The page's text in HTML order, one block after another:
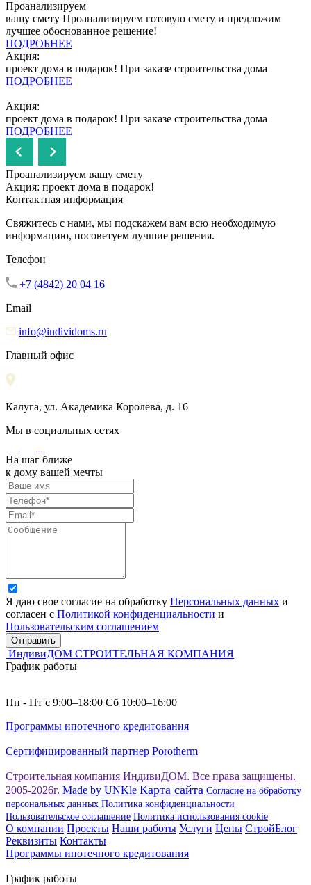
Проанализируем
вашу смету Проанализируем готовую смету и предложим
лучшее обоснованное решение!
ПОДРОБНЕЕ
Акция:
проект дома в подарок! При заказе строительства дома
ПОДРОБНЕЕ
Акция:
проект дома в подарок! При заказе строительства дома
ПОДРОБНЕЕ
Проанализируем вашу смету
Акция: проект дома в подарок!
Контактная информация
Свяжитесь с нами, мы подскажем вам всю необходимую
информацию, посоветуем лучшие решения.
Телефон
+7 (4842) 20 04 16
Email
info@individoms.ru
Главный офис
Калуга, ул. Академика Королева, д. 16
Мы в социальных сетях
На шаг ближе
к дому вашей мечты
Я даю свое согласие на обработку Персональных данных и
согласен с Политикой конфиденциальности и
Пользовательским соглашением
Отправить
ИндивиДОМ СТРОИТЕЛЬНАЯ КОМПАНИЯ
График работы
Пн - Пт с 9:00–18:00 Сб 10:00–16:00
Программы ипотечного кредитования
Сертифицированный партнер Porotherm
Строительная компания ИндивиДОМ. Все права защищены.
2005-2026г. Made by UNKle Карта сайта Согласие на обработку
персональных данных Политика конфиденциальности
Пользовательское соглашение Политика использования сookie
О компании Проекты Наши работы Услуги Цены СтройБлог
Реквизиты Контакты
Программы ипотечного кредитования
График работы